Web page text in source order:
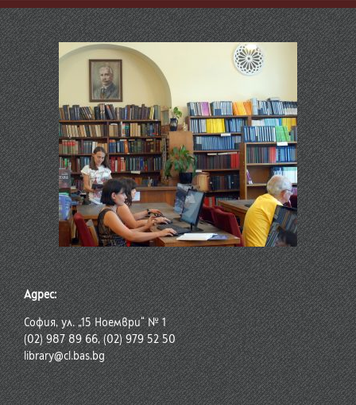
Адрес:
София, ул. „15 Ноември“ № 1
(02) 987 89 66, (02) 979 52 50
library@cl.bas.bg